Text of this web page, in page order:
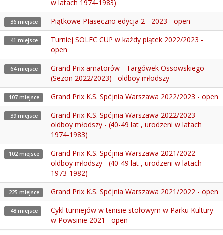
w latach 1974-1983)
36 miejsce Piątkowe PIaseczno edycja 2 - 2023 - open
41 miejsce
Turniej SOLEC CUP w każdy piątek 2022/2023 -
open
64 miejsce
Grand Prix amatorów - Targówek Ossowskiego
(Sezon 2022/2023) - oldboy młodszy
107 miejsce Grand Prix K.S. Spójnia Warszawa 2022/2023 - open
39 miejsce
Grand Prix K.S. Spójnia Warszawa 2022/2023 -
oldboy młodszy - (40-49 lat , urodzeni w latach
1974-1983)
102 miejsce
Grand Prix K.S. Spójnia Warszawa 2021/2022 -
oldboy młodszy - (40-49 lat , urodzeni w latach
1973-1982)
225 miejsce Grand Prix K.S. Spójnia Warszawa 2021/2022 - open
48 miejsce
Cykl turniejów w tenisie stołowym w Parku Kultury
w Powsinie 2021 - open